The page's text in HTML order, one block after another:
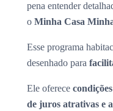
pena entender
o Minha Casa
Esse programa
desenhado para
Ele oferece
de juros atrativas e